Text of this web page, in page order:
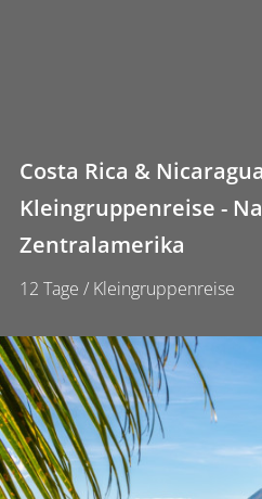
Costa Rica &
Kleingruppenreise -
Zentralamerika
12 Tage / Kleingruppenreise